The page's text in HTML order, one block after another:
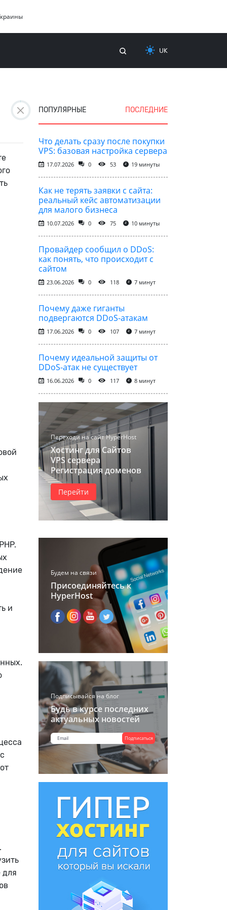
UK
и
для
ПОПУЛЯРНЫЕ ПОСЛЕДНИЕ
Что делать сразу после покупки
VPS: базовая настройка сервера
17.07.2026 0 53 19 минуты
Как не терять заявки с сайта:
реальный кейс автоматизации
для малого бизнеса
10.07.2026 0 75 10 минуты
Провайдер сообщил о DDoS:
как понять, что происходит с
сайтом
23.06.2026 0 118 7 минут
Почему даже гиганты
подвергаются DDoS-атакам
17.06.2026 0 107 7 минут
Почему идеальной защиты от
DDoS-атак не существует
16.06.2026 0 117 8 минут
Переходи на сайт HyperHost
Хостинг для Сайтов
VPS сервера
Регистрация доменов
Перейти
Будем на связи
Присоединяйтесь к
HyperHost
Подписывайся на блог
Будь в курсе последних
актуальных новостей
Подписаться